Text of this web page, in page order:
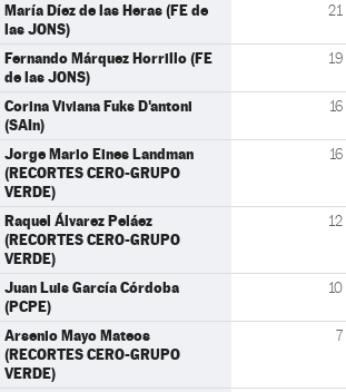
María Díez de las Heras (FE de
las JONS)
21
Fernando Márquez Horrillo (FE
de las JONS)
19
Corina Viviana Fuks D'antoni
(SAIn)
16
Jorge Mario Eines Landman
(RECORTES CERO-GRUPO
VERDE)
16
Raquel Álvarez Peláez
(RECORTES CERO-GRUPO
VERDE)
12
Juan Luis García Córdoba
(PCPE)
10
Arsenio Mayo Mateos
(RECORTES CERO-GRUPO
VERDE)
7